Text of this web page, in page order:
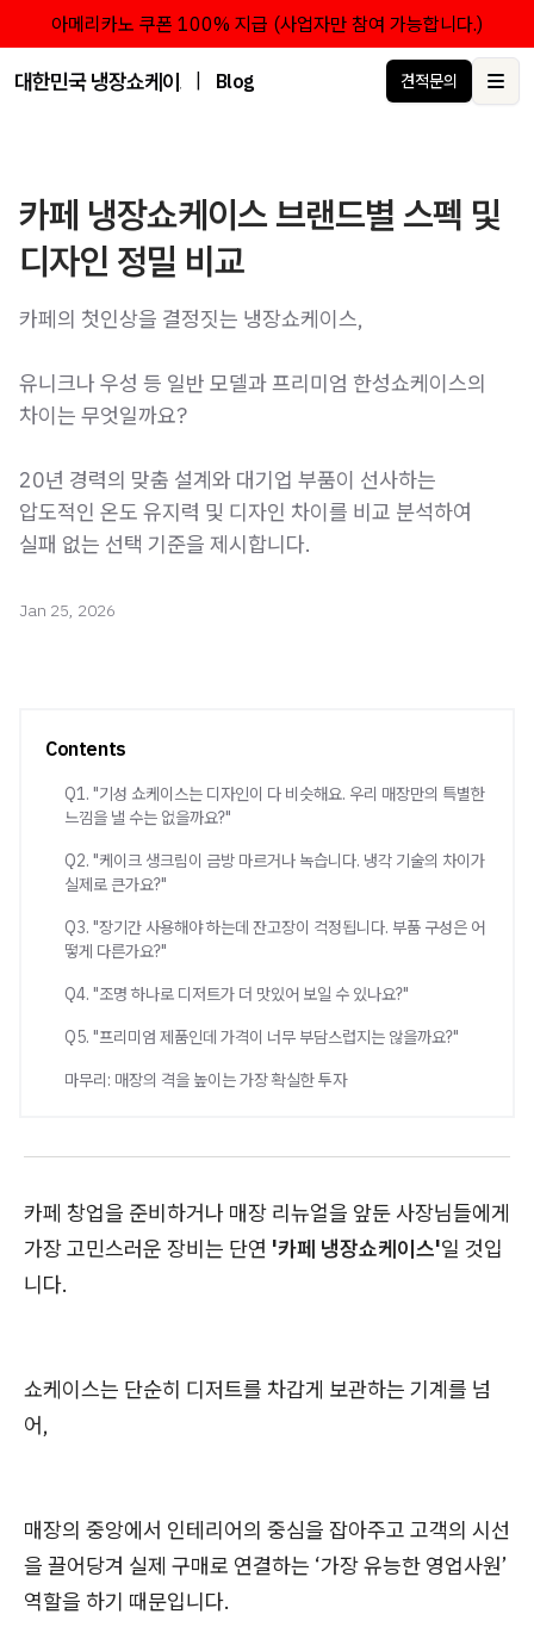
아메리카노 쿠폰 100% 지급 (사업자만 참여 가능합니다.)
대한민국 냉장쇼케이스 점유율 1위 브랜드 한성쇼케이스
Blog 견적문의
카페 냉장쇼케이스 브랜드별 스펙 및
디자인 정밀 비교
카페의 첫인상을 결정짓는 냉장쇼케이스,
유니크나 우성 등 일반 모델과 프리미엄 한성쇼케이스의
차이는 무엇일까요?
20년 경력의 맞춤 설계와 대기업 부품이 선사하는
압도적인 온도 유지력 및 디자인 차이를 비교 분석하여
실패 없는 선택 기준을 제시합니다.
Jan 25, 2026
Contents
Q1. "기성 쇼케이스는 디자인이 다 비슷해요. 우리 매장만의 특별한
느낌을 낼 수는 없을까요?"
Q2. "케이크 생크림이 금방 마르거나 녹습니다. 냉각 기술의 차이가
실제로 큰가요?"
Q3. "장기간 사용해야 하는데 잔고장이 걱정됩니다. 부품 구성은 어
떻게 다른가요?"
Q4. "조명 하나로 디저트가 더 맛있어 보일 수 있나요?"
Q5. "프리미엄 제품인데 가격이 너무 부담스럽지는 않을까요?"
마무리: 매장의 격을 높이는 가장 확실한 투자
카페 창업을 준비하거나 매장 리뉴얼을 앞둔 사장님들에게
가장 고민스러운 장비는 단연 '카페 냉장쇼케이스'일 것입
니다.
쇼케이스는 단순히 디저트를 차갑게 보관하는 기계를 넘
어,
매장의 중앙에서 인테리어의 중심을 잡아주고 고객의 시선
을 끌어당겨 실제 구매로 연결하는 ‘가장 유능한 영업사원’
역할을 하기 때문입니다.